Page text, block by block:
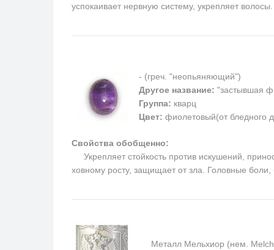
успокаивает нервную систему, укрепляет
- (греч. "неопьяняющий")
Другое название: "застывшая
Группа: кварц
Цвет: фиолетовый(от бледного
Свойства обобщенно:
Укрепляет стойкость против искушений,
ховному росту, защищает от зла. Головные
Металл Мельхиор (нем.